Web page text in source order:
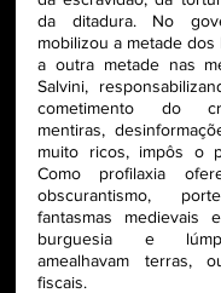
da ditadura. No
mobilizou a metade
a outra metade nas
Salvini,
cometimento do
mentiras,
muito ricos, impôs o
Como profilaxia
obscurantismo,
fantasmas medievais
burguesia e
amealhavam terras,
fiscais.